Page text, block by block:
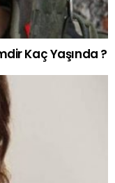
Kaç Yaşında ?